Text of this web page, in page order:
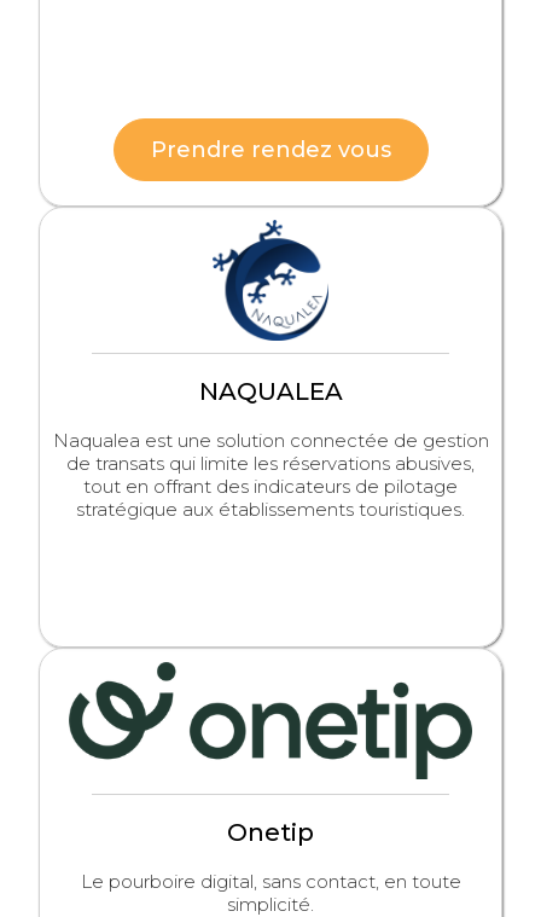
Prendre rendez vous
NAQUALEA
Naqualea est une solution connectée de gestion
de transats qui limite les réservations abusives,
tout en offrant des indicateurs de pilotage
stratégique aux établissements touristiques.
Onetip
Le pourboire digital, sans contact, en toute
simplicité.